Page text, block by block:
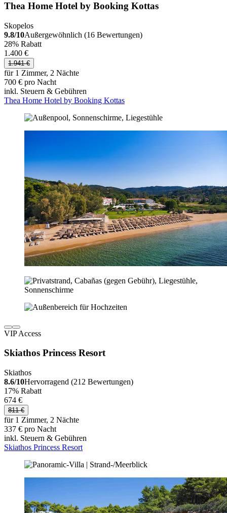
Thea Home Hotel by Booking Kottas
Skopelos
9.8/10Außergewöhnlich (16 Bewertungen)
28% Rabatt
1.400 €
1.941 €
für 1 Zimmer, 2 Nächte
700 € pro Nacht
inkl. Steuern & Gebühren
Thea Home Hotel by Booking Kottas
VIP Access
Skiathos Princess Resort
Skiathos
8.6/10Hervorragend (212 Bewertungen)
17% Rabatt
674 €
811 €
für 1 Zimmer, 2 Nächte
337 € pro Nacht
inkl. Steuern & Gebühren
Skiathos Princess Resort